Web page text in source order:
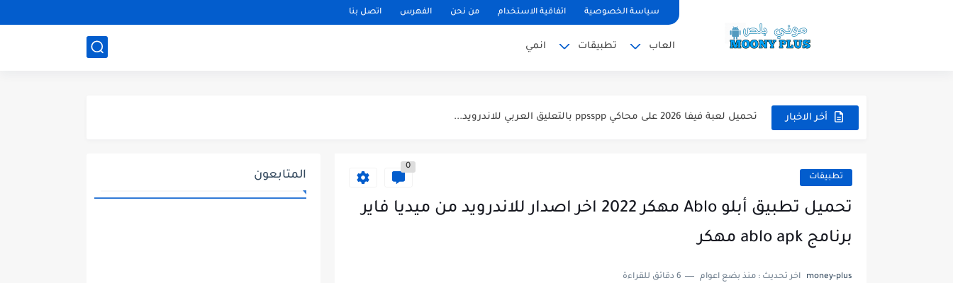
سياسة الخصوصية اتفاقية الاستخدام من نحن الفهرس اتصل بنا
العاب تطبيقات انمي
أخر الاخبار تحميل لعبة فيفا 2026 على محاكي ppsspp بالتعليق العربي للاندرويد...
تحميل لعبة Total Football مهكرة 2025 اخر اصدار للأندرويد لعبة...
تحميل تطبيق اورج 2025 مهكر من ميديا فاير تطبيق ORG...
تطبيقات
0
تحميل تطبيق أبلو Ablo مهكر 2022 اخر اصدار للاندرويد من ميديا فاير
برنامج ablo apk مهكر
money-plus اخر تحديث : منذ بضع اعوام 6 دقائق للقراءة
المتابعون